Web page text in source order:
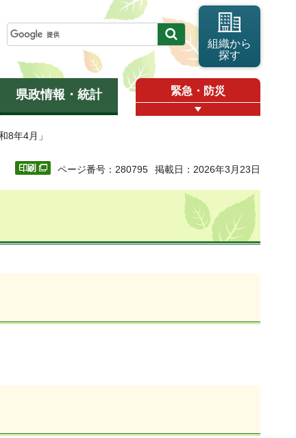
組織から
探す
県政情報・統計 緊急・防災
8年4月」
ページ番号：280795 掲載日：2026年3月23日